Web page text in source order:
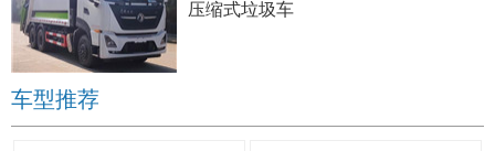
压缩式垃圾车
车型推荐